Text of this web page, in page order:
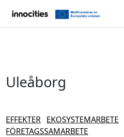
Uleåborg
EFFEKTER EKOSYSTEMARBETE
FÖRETAGSSAMARBETE